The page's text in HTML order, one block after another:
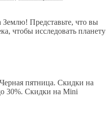
Представьте, что вы
чтобы исследовать планету
пятница. Скидки на
30%. Скидки на Mini